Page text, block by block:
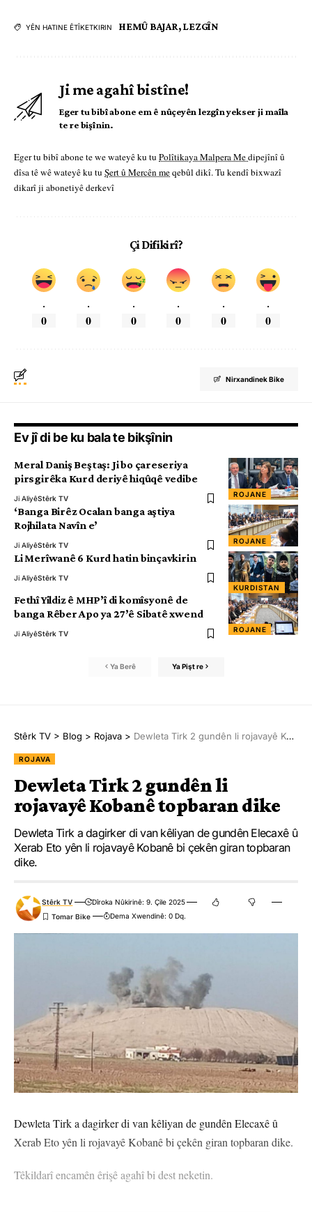
YÊN HATINE ÊTÎKETKIRIN HEMÛ BAJAR,LEZGÎN
Ji me agahî bistîne!
Eger tu bibî abone em ê nûçeyên lezgîn yekser ji maîla
te re bişînin.
Eger tu bibî abone te we wateyê ku tu Polîtikaya Malpera Medipejînî û
dîsa tê wê wateyê ku tu Şert û Mercên meqebûl dikî. Tu kendî bixwazî
dikarî ji abonetiyê derkevî
Çi Difikirî?
.
0
.
0
.
0
.
0
.
0
.
0
Nirxandinek Bike
Ev jî di be ku bala te bikşînin
ROJANE
Meral Daniş Beştaş: Ji bo çareseriya
pirsgirêka Kurd deriyê hiqûqê vedibe
Ji AliyêStêrk TV
ROJANE
‘Banga Birêz Ocalan banga aştiya
Rojhilata Navîn e’
Ji AliyêStêrk TV
KURDISTAN
Li Merîwanê 6 Kurd hatin binçavkirin
Ji AliyêStêrk TV
ROJANE
Fethî Yildiz ê MHP’î di komîsyonê de
banga Rêber Apo ya 27’ê Sibatê xwend
Ji AliyêStêrk TV
Ya Berê Ya Pişt re
Stêrk TV > Blog > Rojava > Dewleta Tirk 2 gundên li rojavayê Kobanê topbaran dike
ROJAVA
Dewleta Tirk 2 gundên li
rojavayê Kobanê topbaran dike
Dewleta Tirk a dagirker di van kêliyan de gundên Elecaxê û
Xerab Eto yên li rojavayê Kobanê bi çekên giran topbaran
dike.
Stêrk TV
Dîroka Nûkirinê: 9. Çile 2025
Dema Xwendinê: 0 Dq.
Dewleta Tirk a dagirker di van kêliyan de gundên Elecaxê û
Xerab Eto yên li rojavayê Kobanê bi çekên giran topbaran dike.
Têkildarî encamên êrişê agahî bi dest neketin.